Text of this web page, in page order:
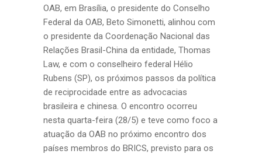
OAB, em Brasília, o presidente do Conselho
Federal da OAB, Beto Simonetti, alinhou com
o presidente da Coordenação Nacional das
Relações Brasil-China da entidade, Thomas
Law, e com o conselheiro federal Hélio
Rubens (SP), os próximos passos da política
de reciprocidade entre as advocacias
brasileira e chinesa. O encontro ocorreu
nesta quarta-feira (28/5) e teve como foco a
atuação da OAB no próximo encontro dos
países membros do BRICS, previsto para os